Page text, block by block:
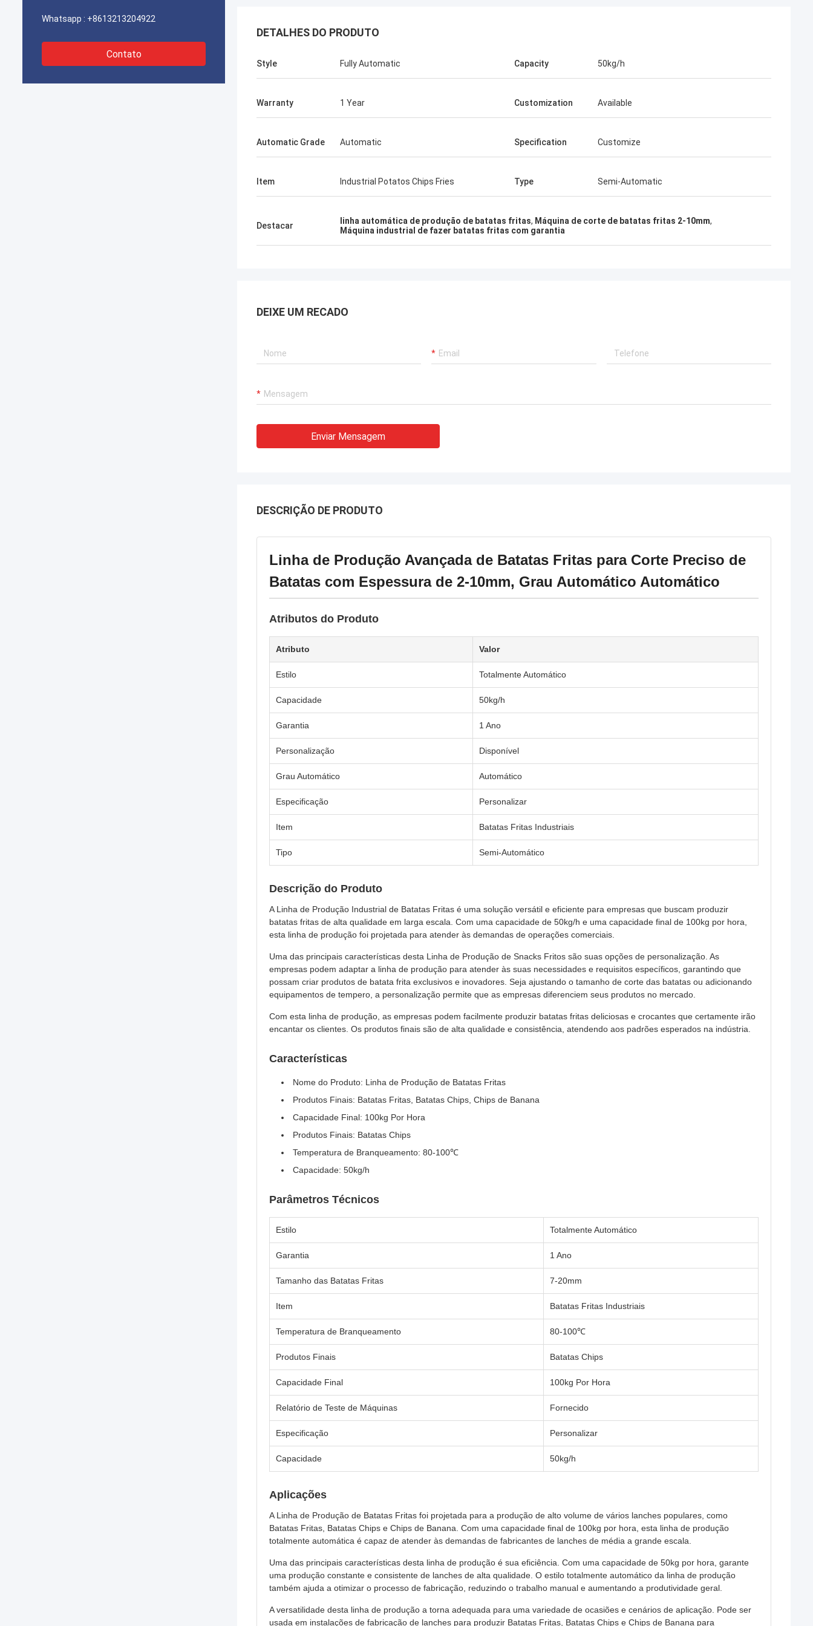
Whatsapp : +8613213204922
Contato
DETALHES DO PRODUTO
Style Fully Automatic Capacity 50kg/h
Warranty 1 Year Customization Available
Automatic Grade Automatic Specification Customize
Item Industrial Potatos Chips Fries Type Semi-Automatic
Destacar linha automática de produção de batatas fritas, Máquina de corte de batatas fritas 2-10mm,
Máquina industrial de fazer batatas fritas com garantia
DEIXE UM RECADO
Enviar Mensagem
DESCRIÇÃO DE PRODUTO
Linha de Produção Avançada de Batatas Fritas para Corte Preciso de
Batatas com Espessura de 2-10mm, Grau Automático Automático
Atributos do Produto
Atributo Valor
Estilo Totalmente Automático
Capacidade 50kg/h
Garantia 1 Ano
Personalização Disponível
Grau Automático Automático
Especificação Personalizar
Item Batatas Fritas Industriais
Tipo Semi-Automático
Descrição do Produto
A Linha de Produção Industrial de Batatas Fritas é uma solução versátil e eficiente para empresas que buscam produzir
batatas fritas de alta qualidade em larga escala. Com uma capacidade de 50kg/h e uma capacidade final de 100kg por hora,
esta linha de produção foi projetada para atender às demandas de operações comerciais.
Uma das principais características desta Linha de Produção de Snacks Fritos são suas opções de personalização. As
empresas podem adaptar a linha de produção para atender às suas necessidades e requisitos específicos, garantindo que
possam criar produtos de batata frita exclusivos e inovadores. Seja ajustando o tamanho de corte das batatas ou adicionando
equipamentos de tempero, a personalização permite que as empresas diferenciem seus produtos no mercado.
Com esta linha de produção, as empresas podem facilmente produzir batatas fritas deliciosas e crocantes que certamente irão
encantar os clientes. Os produtos finais são de alta qualidade e consistência, atendendo aos padrões esperados na indústria.
Características
Nome do Produto: Linha de Produção de Batatas Fritas
Produtos Finais: Batatas Fritas, Batatas Chips, Chips de Banana
Capacidade Final: 100kg Por Hora
Produtos Finais: Batatas Chips
Temperatura de Branqueamento: 80-100℃
Capacidade: 50kg/h
Parâmetros Técnicos
Estilo Totalmente Automático
Garantia 1 Ano
Tamanho das Batatas Fritas 7-20mm
Item Batatas Fritas Industriais
Temperatura de Branqueamento 80-100℃
Produtos Finais Batatas Chips
Capacidade Final 100kg Por Hora
Relatório de Teste de Máquinas Fornecido
Especificação Personalizar
Capacidade 50kg/h
Aplicações
A Linha de Produção de Batatas Fritas foi projetada para a produção de alto volume de vários lanches populares, como
Batatas Fritas, Batatas Chips e Chips de Banana. Com uma capacidade final de 100kg por hora, esta linha de produção
totalmente automática é capaz de atender às demandas de fabricantes de lanches de média a grande escala.
Uma das principais características desta linha de produção é sua eficiência. Com uma capacidade de 50kg por hora, garante
uma produção constante e consistente de lanches de alta qualidade. O estilo totalmente automático da linha de produção
também ajuda a otimizar o processo de fabricação, reduzindo o trabalho manual e aumentando a produtividade geral.
A versatilidade desta linha de produção a torna adequada para uma variedade de ocasiões e cenários de aplicação. Pode ser
usada em instalações de fabricação de lanches para produzir Batatas Fritas, Batatas Chips e Chips de Banana para